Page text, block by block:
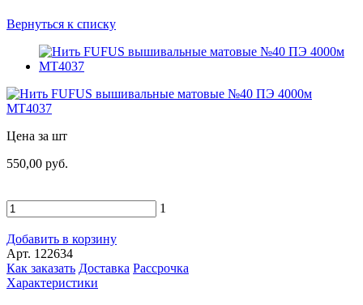
Вернуться к списку
Цена за шт
550,00 руб.
1
Добавить в корзину
Арт. 122634
Как заказать Доставка Рассрочка
Характеристики